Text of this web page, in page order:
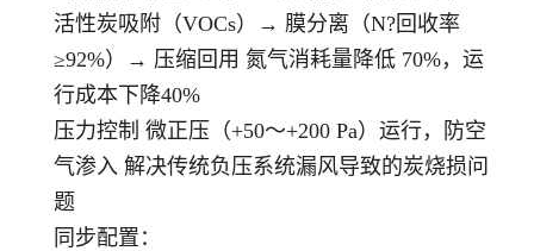
活性炭吸附（VOCs）→ 膜分离（N?回收率
≥92%）→ 压缩回用 氮气消耗量降低 70%，运
行成本下降40%
压力控制 微正压（+50～+200 Pa）运行，防空
气渗入 解决传统负压系统漏风导致的炭烧损问
题
同步配置：